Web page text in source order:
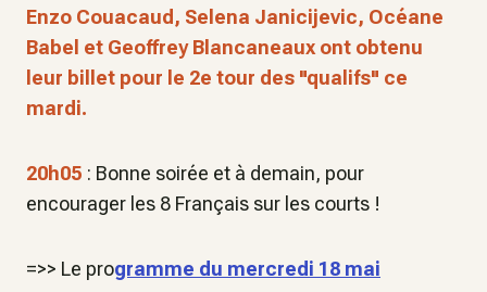
Enzo Couacaud, Selena Janicijevic, Océane
Babel et Geoffrey Blancaneaux ont obtenu
leur billet pour le 2e tour des "qualifs" ce
mardi.
20h05 : Bonne soirée et à demain, pour
encourager les 8 Français sur les courts !
=>> Le programme du mercredi 18 mai